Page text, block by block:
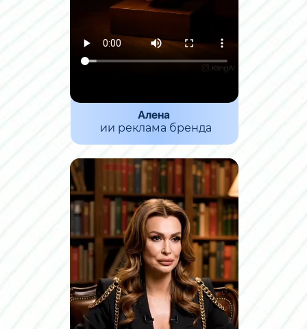
ии реклама бренда
Алена